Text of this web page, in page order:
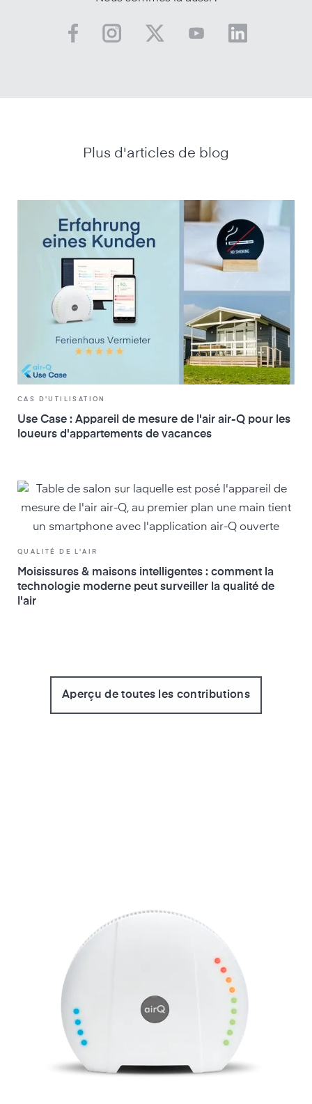
Plus d'articles de blog
CAS D'UTILISATION
Use Case : Appareil de mesure de l'air air-Q pour les
loueurs d'appartements de vacances
QUALITÉ DE L'AIR
Moisissures & maisons intelligentes : comment la
technologie moderne peut surveiller la qualité de
l'air
Aperçu de toutes les contributions